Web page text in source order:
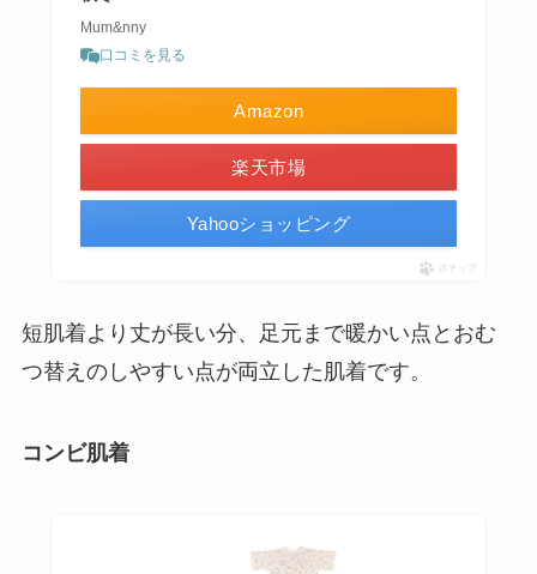
Mum&nny
口コミを見る
Amazon
楽天市場
Yahooショッピング
ポチップ
短肌着より丈が長い分、足元まで暖かい点とおむ
つ替えのしやすい点が両立した肌着です。
コンビ肌着